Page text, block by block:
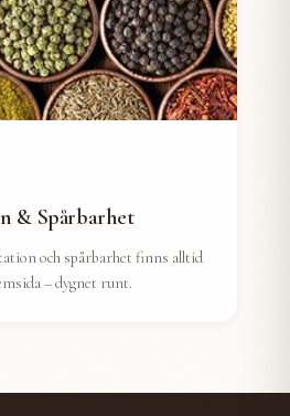
& Spårbarhet
och spårbarhet finns alltid
– dygnet runt.